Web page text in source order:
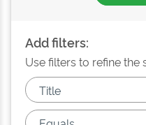
Add filters:
Use filters to refine the